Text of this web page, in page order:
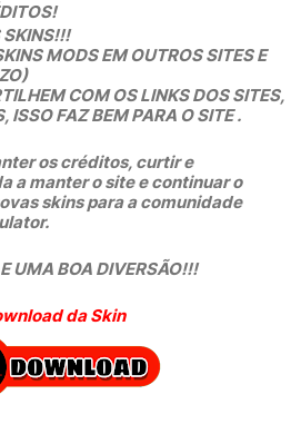
SKINS!!!
MODS EM OUTROS SITES E
COM OS LINKS DOS SITES,
ISSO FAZ BEM PARA O SITE .
os créditos, curtir e
a manter o site e continuar o
skins para a comunidade
UMA BOA DIVERSÃO!!!
da Skin